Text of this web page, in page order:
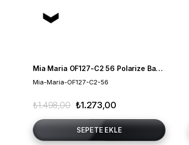
Mia Maria OF127-C2 56 Polarize Bayan Güneş Gözlüğü
Mia-Maria-OF127-C2-56
₺1.273,00
₺1.498,00
SEPETE EKLE